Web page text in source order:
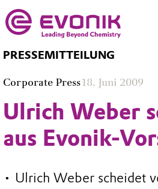
PRESSEMITTEILUNG
Corporate Press18. Juni 2009
Ulrich Weber
aus Evonik-
• Ulrich Weber scheidet